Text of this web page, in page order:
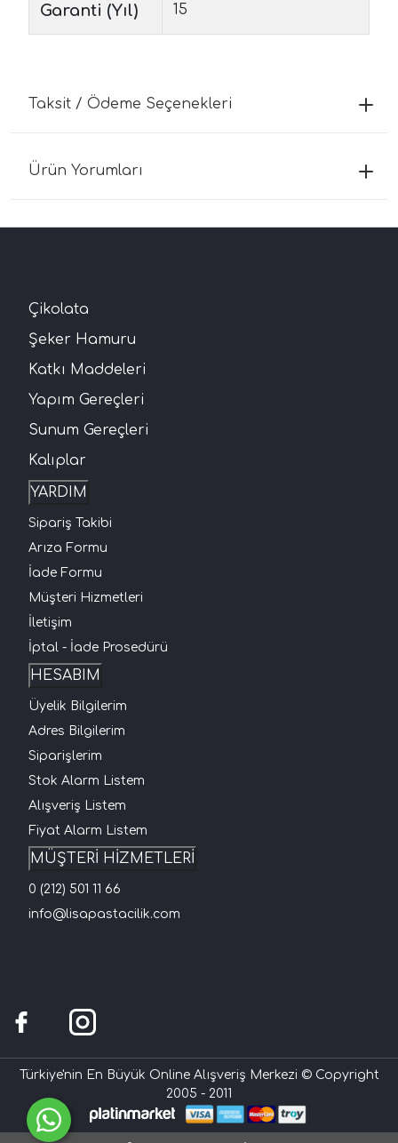
Garanti (Yıl) 15
Taksit / Ödeme Seçenekleri
Ürün Yorumları
Çikolata
Şeker Hamuru
Katkı Maddeleri
Yapım Gereçleri
Sunum Gereçleri
Kalıplar
YARDIM
Sipariş Takibi
Arıza Formu
İade Formu
Müşteri Hizmetleri
İletişim
İptal - İade Prosedürü
HESABIM
Üyelik Bilgilerim
Adres Bilgilerim
Siparişlerim
Stok Alarm Listem
Alışveriş Listem
Fiyat Alarm Listem
MÜŞTERİ HİZMETLERİ
0 (212) 501 11 66
info@lisapastacilik.com
Türkiye'nin En Büyük Online Alışveriş Merkezi © Copyright
2005 - 2011